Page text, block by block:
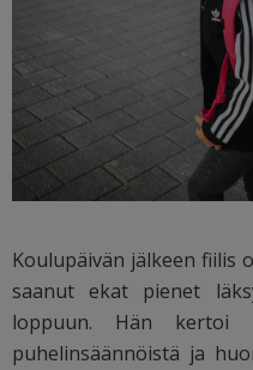
Koulupäivän jälkeen fiilis
saanut ekat pienet
loppuun. Hän kertoi
puhelinsäännöistä ja